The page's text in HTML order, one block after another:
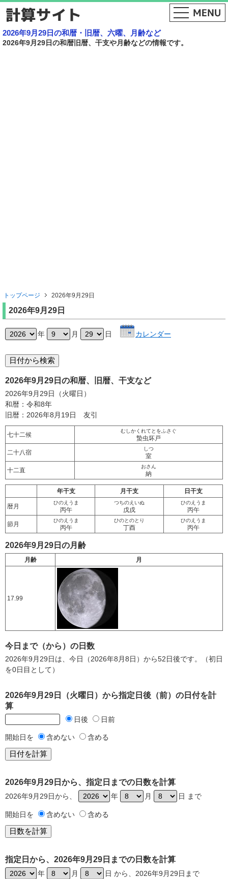
2026年9月29日の和暦・旧暦、六曜、月齢など
2026年9月29日の和暦旧暦、干支や月齢などの情報です。
トップページ 2026年9月29日
2026年9月29日
年 月 日 カレンダー
2026年9月29日の和暦、旧暦、干支など
2026年9月29日（火曜日）
和暦：令和8年
旧暦：2026年8月19日 友引
七十二候
むしかくれてとをふさぐ
蟄虫坏戸
二十八宿
しつ
室
十二直
おさん
納
年干支 月干支 日干支
暦月
ひのえうま
丙午
つちのえいぬ
戊戌
ひのえうま
丙午
節月
ひのえうま
丙午
ひのとのとり
丁酉
ひのえうま
丙午
2026年9月29日の月齢
月齢 月
17.99
今日まで（から）の日数
2026年9月29日は、今日（2026年8月8日）から52日後です。（初日
を0日目として）
2026年9月29日（火曜日）から指定日後（前）の日付を計
算
日後 日前
開始日を 含めない 含める
2026年9月29日から、指定日までの日数を計算
2026年9月29日から、 年 月 日 まで
開始日を 含めない 含める
指定日から、2026年9月29日までの日数を計算
年 月 日 から、2026年9月29日まで